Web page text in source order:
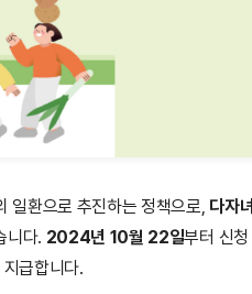
일환으로 추진하는 정책으로, 다자녀
니다. 2024년 10월 22일부터 신청
지급합니다.